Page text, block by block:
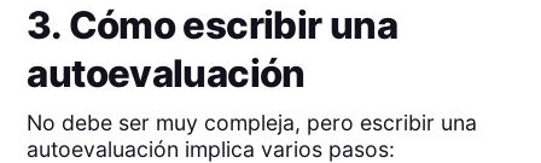
3. Cómo escribir una
autoevaluación
No debe ser muy compleja, pero escribir una
autoevaluación implica varios pasos: